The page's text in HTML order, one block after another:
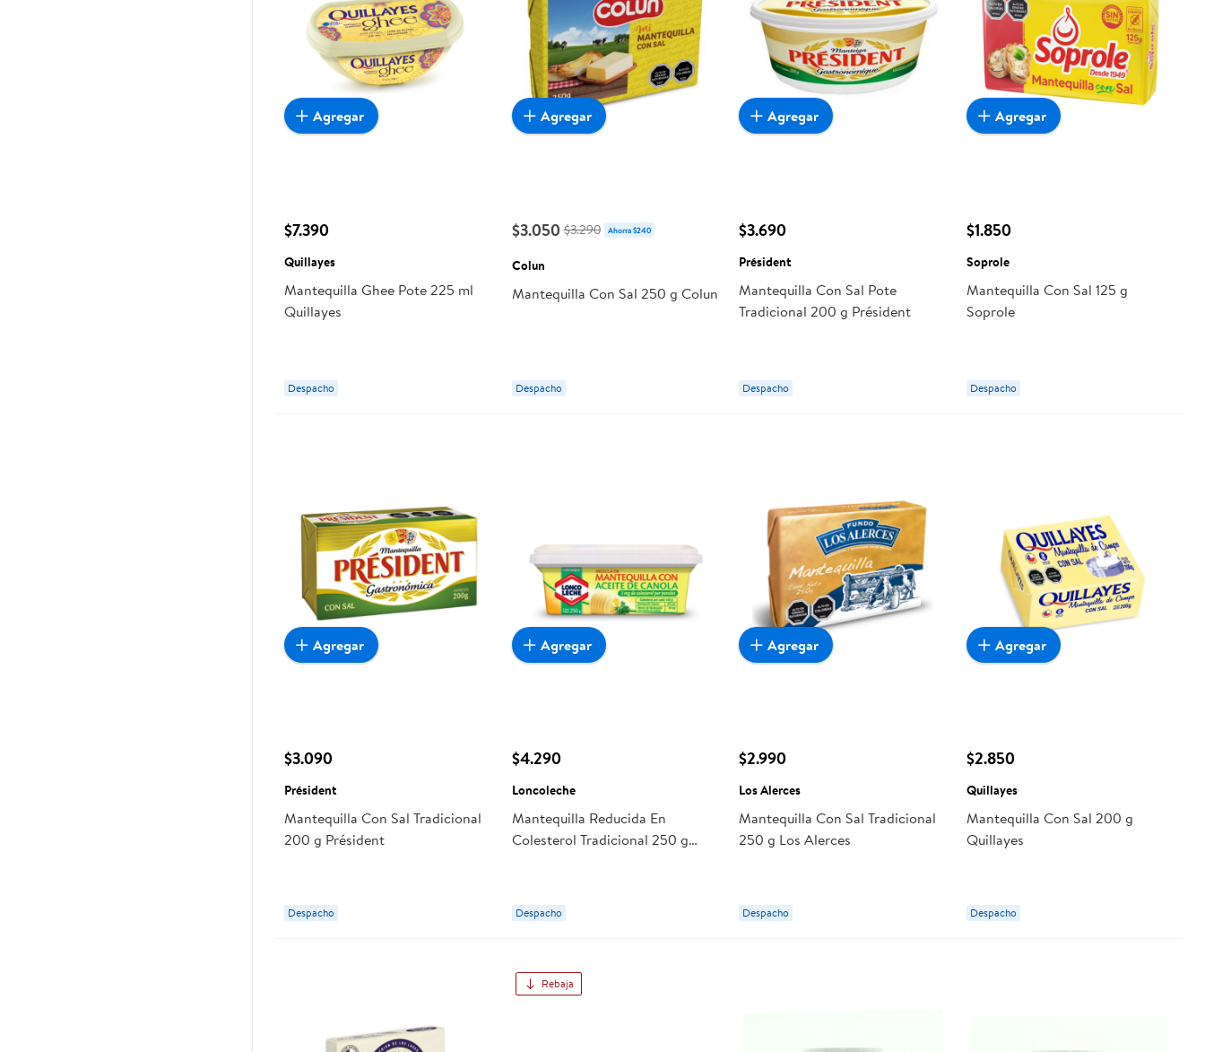
$7.390
Quillayes
Mantequilla Ghee Pote 225 ml
Quillayes
Despacho
Agregar
$3.050 $3.290 Ahorra $240
Colun
Mantequilla Con Sal 250 g Colun
Despacho
Agregar
$3.690
Président
Mantequilla Con Sal Pote
Tradicional 200 g Président
Despacho
Agregar
$1.850
Soprole
Mantequilla Con Sal 125 g
Soprole
Despacho
Agregar
$3.090
Président
Mantequilla Con Sal Tradicional
200 g Président
Despacho
Agregar
$4.290
Loncoleche
Mantequilla Reducida En
Colesterol Tradicional 250 g
Despacho
Agregar
$2.990
Los Alerces
Mantequilla Con Sal Tradicional
250 g Los Alerces
Despacho
Agregar
$2.850
Quillayes
Mantequilla Con Sal 200 g
Quillayes
Despacho
Agregar
Rebaja